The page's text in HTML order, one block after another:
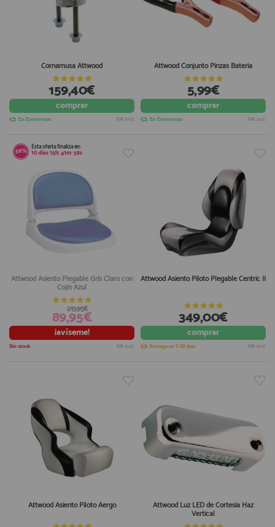
Cornamusa Attwood
159,40€
comprar
En Existencias IVA incl.
Attwood Conjunto Pinzas Bateria
5,99€
comprar
En Existencias IVA incl.
58% Esta oferta finaliza en:
10días15h:41m:56s
Attwood Asiento Plegable Gris Claro con
Cojin Azul
89,95€
213,95€
¡avíseme!
Sin stock IVA incl.
Attwood Asiento Piloto Plegable Centric II
349,00€
comprar
Entrega en 7-10 días IVA incl.
Attwood Asiento Piloto Aergo Attwood Luz LED de Cortesia Haz
Vertical